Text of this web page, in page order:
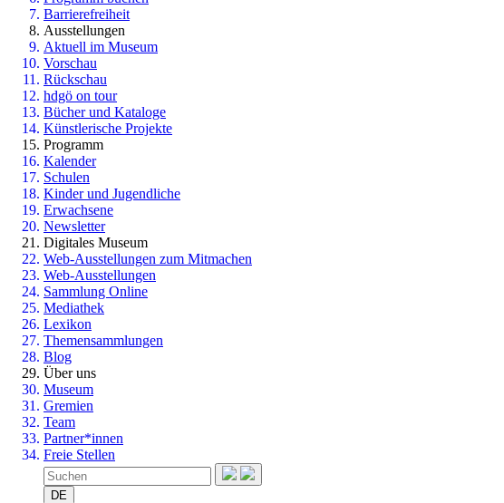
Barrierefreiheit
Ausstellungen
Aktuell im Museum
Vorschau
Rückschau
hdgö on tour
Bücher und Kataloge
Künstlerische Projekte
Programm
Kalender
Schulen
Kinder und Jugendliche
Erwachsene
Newsletter
Digitales Museum
Web-Ausstellungen zum Mitmachen
Web-Ausstellungen
Sammlung Online
Mediathek
Lexikon
Themensammlungen
Blog
Über uns
Museum
Gremien
Team
Partner*innen
Freie Stellen
DE